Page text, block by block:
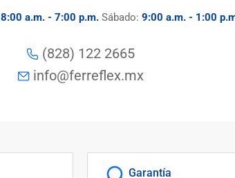
8:00 a.m. - 7:00 p.m. Sábado: 9:00 a.m. - 1:00
(828) 122 2665
info@ferreflex.mx
Garantía